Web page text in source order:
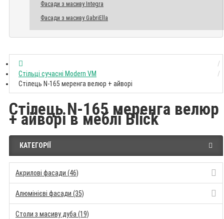
Фасади з масиву Integra
Фасади з масиву GabriElla
Стільці сучасні Modern VM
Стілець N-165 меренга велюр + айворі
Стілець N-165 меренга велюр
+ айворі в меблі Blick
КАТЕГОРІЇ
Акрилові фасади (46)
Алюмінієві фасади (35)
Столи з масиву дуба (19)